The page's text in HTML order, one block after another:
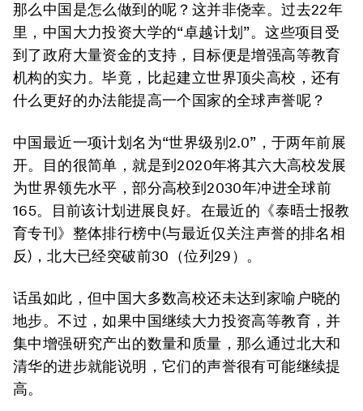
那么中国是怎么做到的呢？这并非侥幸。过去22年
里，中国大力投资大学的“卓越计划”。这些项目受
到了政府大量资金的支持，目标便是增强高等教育
机构的实力。毕竟，比起建立世界顶尖高校，还有
什么更好的办法能提高一个国家的全球声誉呢？
中国最近一项计划名为“世界级别2.0”，于两年前展
开。目的很简单，就是到2020年将其六大高校发展
为世界领先水平，部分高校到2030年冲进全球前
165。目前该计划进展良好。在最近的《泰晤士报教
育专刊》整体排行榜中(与最近仅关注声誉的排名相
反)，北大已经突破前30（位列29）。
话虽如此，但中国大多数高校还未达到家喻户晓的
地步。不过，如果中国继续大力投资高等教育，并
集中增强研究产出的数量和质量，那么通过北大和
清华的进步就能说明，它们的声誉很有可能继续提
高。